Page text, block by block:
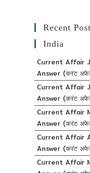
Recent Post
India
Current Affair
Answer (करंट
Current Affair
Answer (करंट
Current Affair
Answer (करंट
Current Affair
Answer (करंट
Current Affair